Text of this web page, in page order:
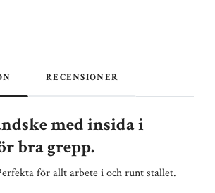
RECENSIONER
med insida i
bra grepp.
för allt arbete i och runt stallet.